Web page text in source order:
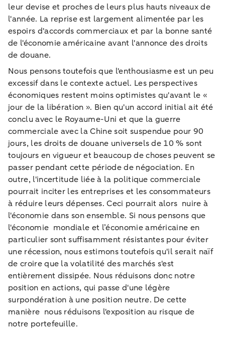
leur devise et proches de leurs plus hauts niveaux de
l'année. La reprise est largement alimentée par les
espoirs d'accords commerciaux et par la bonne santé
de l'économie américaine avant l'annonce des droits
de douane.
Nous pensons toutefois que l'enthousiasme est un peu
excessif dans le contexte actuel. Les perspectives
économiques restent moins optimistes qu'avant le «
jour de la libération ». Bien qu'un accord initial ait été
conclu avec le Royaume-Uni et que la guerre
commerciale avec la Chine soit suspendue pour 90
jours, les droits de douane universels de 10 % sont
toujours en vigueur et beaucoup de choses peuvent se
passer pendant cette période de négociation. En
outre, l'incertitude liée à la politique commerciale
pourrait inciter les entreprises et les consommateurs
à réduire leurs dépenses. Ceci pourrait alors nuire à
l'économie dans son ensemble. Si nous pensons que
l'économie mondiale et l’économie américaine en
particulier sont suffisamment résistantes pour éviter
une récession, nous estimons toutefois qu'il serait naïf
de croire que la volatilité des marchés s'est
entièrement dissipée. Nous réduisons donc notre
position en actions, qui passe d'une légère
surpondération à une position neutre. De cette
manière nous réduisons l'exposition au risque de
notre portefeuille.